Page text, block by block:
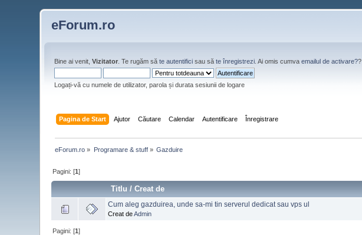
eForum.ro
Bine ai venit,Vizitator . Te rugăm săte autentifici sau săte înregistrezi . Ai omis cumvaemailul de activare??
Logați-vă cu numele de utilizator, parola și durata sesiunii de logare
Pagina de Start Ajutor Căutare Calendar Autentificare Înregistrare
eForum.ro » Programare & stuff» Gazduire
Pagini: [1]
Titlu /Creat de
Cum aleg gazduirea, unde sa-mi tin serverul dedicat sau vps ul
Creat deAdmin
Pagini: [1]